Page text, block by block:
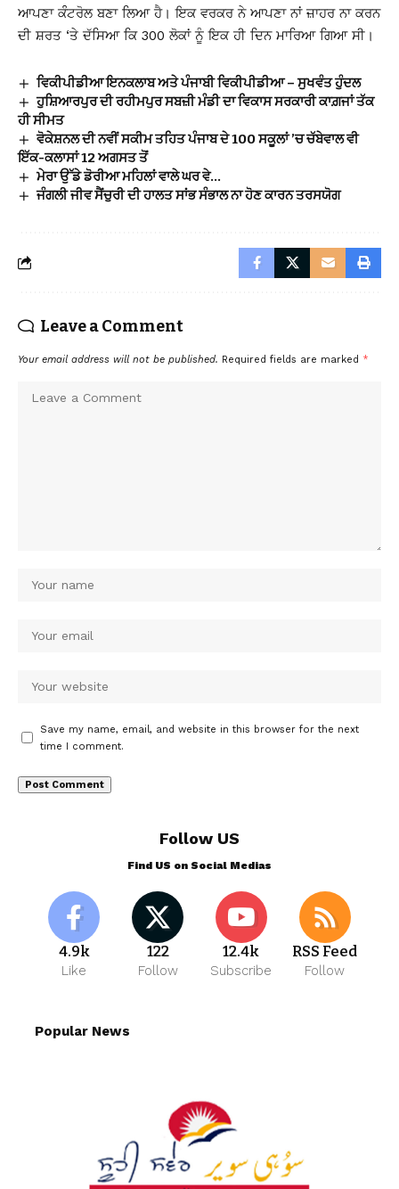
ਆਪਣਾ ਕੰੰਟਰੋਲ ਬਣਾ ਲਿਆ ਹੈ। ਇਕ ਵਰਕਰ ਨੇ ਆਪਣਾ ਨਾਂ ਜ਼ਾਹਰ ਨਾ ਕਰਨ
ਦੀ ਸ਼ਰਤ ‘ਤੇ ਦੱਸਿਆ ਕਿ 300 ਲੋਕਾਂ ਨੂੰ ਇਕ ਹੀ ਦਿਨ ਮਾਰਿਆ ਗਿਆ ਸੀ।
ਵਿਕੀਪੀਡੀਆ ਇਨਕਲਾਬ ਅਤੇ ਪੰਜਾਬੀ ਵਿਕੀਪੀਡੀਆ – ਸੁਖਵੰਤ ਹੁੰਦਲ
ਹੁਸ਼ਿਆਰਪੁਰ ਦੀ ਰਹੀਮਪੁਰ ਸਬਜ਼ੀ ਮੰਡੀ ਦਾ ਵਿਕਾਸ ਸਰਕਾਰੀ ਕਾਗ਼ਜਾਂ ਤੱਕ
ਹੀ ਸੀਮਤ
ਵੋਕੇਸ਼ਨਲ ਦੀ ਨਵੀਂ ਸਕੀਮ ਤਹਿਤ ਪੰਜਾਬ ਦੇ 100 ਸਕੂਲਾਂ ’ਚ ਚੱਬੇਵਾਲ ਵੀ
ਇੱਕ-ਕਲਾਸਾਂ 12 ਅਗਸਤ ਤੋਂ
ਮੇਰਾ ਉੱਡੇ ਡੋਰੀਆ ਮਹਿਲਾਂ ਵਾਲੇ ਘਰ ਵੇ…
ਜੰਗਲੀ ਜੀਵ ਸੈਂਚੁਰੀ ਦੀ ਹਾਲਤ ਸਾਂਭ ਸੰਭਾਲ ਨਾ ਹੋਣ ਕਾਰਨ ਤਰਸਯੋਗ
Leave a Comment
Your email address will not be published. Required fields are marked *
Save my name, email, and website in this browser for the next
time I comment.
Follow US
Find US on Social Medias
4.9k
Like
122
Follow
12.4k
Subscribe
RSS Feed
Follow
Popular News